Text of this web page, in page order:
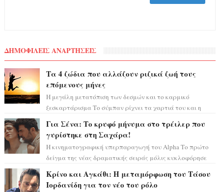
ΔΗΜΟΦΙΛΕΙΣ ΑΝΑΡΤΗΣΕΙΣ
Τα 4 ζώδια που αλλάζουν ριζικά ζωή τους
επόμενους μήνες
Η μεγάλη μετατόπιση των δεσμών και το καρμικό
ξεσκαρτάρισμα Το σύμπαν ρίχνει τα χαρτιά του και η
Για Σένα: Το κρυφό μήνυμα στο τρέιλερ που
γυρίστηκε στη Σαχάρα!
Η κινηματογραφική υπερπαραγωγή του Alpha Το πρώτο
δείγμα της νέας δραματικής σειράς μόλις κυκλοφόρησε
Κρίνο και Αγκάθι: Η μεταμόρφωση του Τάσου
Ιορδανίδη για τον νέο του ρόλο